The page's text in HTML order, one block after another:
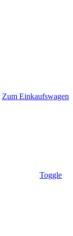
Zum Einkaufswagen
Toggle